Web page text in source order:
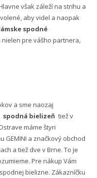
však záleží na strihu a
aby videl a naopak
spodné
pre vášho partnera,
a sme naozaj
spodná bielizeň tiež v
máme štyri
GEMINI a značkový obchod
a tiež dve v Brne. To je
Pre nákup Vám
bielizne. Zákazníčku